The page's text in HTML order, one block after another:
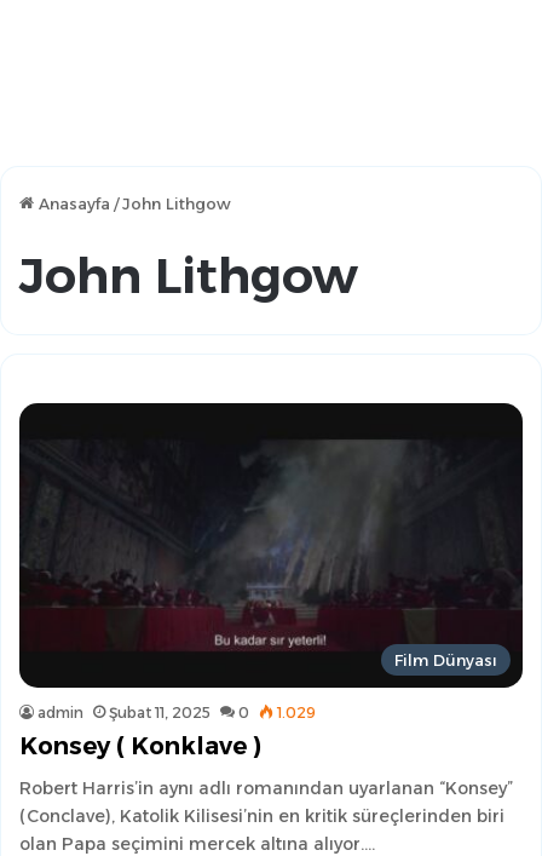
Anasayfa /John Lithgow
John Lithgow
Film Dünyası
admin Şubat 11, 2025 0 1.029
Konsey ( Konklave )
Robert Harris’in aynı adlı romanından uyarlanan “Konsey”
(Conclave), Katolik Kilisesi’nin en kritik süreçlerinden biri
olan Papa seçimini mercek altına alıyor.…